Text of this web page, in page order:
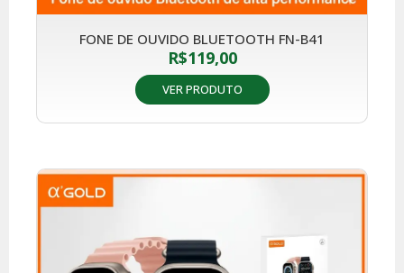
FONE DE OUVIDO BLUETOOTH FN-B41
R$119,00
VER PRODUTO